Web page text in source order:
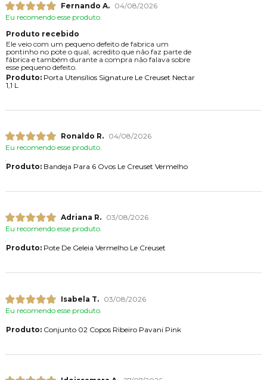
Fernando A.
04/08/2026
Eu recomendo esse produto.
Produto recebido
Ele veio com um pequeno defeito de fabrica um
pontinho no pote o qual, acredito que não faz parte de
fábrica e também durante a compra não falava sobre
esse pequeno defeito.
Produto:Porta Utensílios Signature Le Creuset Nectar
1,1 L
Ronaldo R.
04/08/2026
Eu recomendo esse produto.
Produto:Bandeja Para 6 Ovos Le Creuset Vermelho
Adriana R.
03/08/2026
Eu recomendo esse produto.
Produto:Pote De Geleia Vermelho Le Creuset
Isabela T.
03/08/2026
Eu recomendo esse produto.
Produto:Conjunto 02 Copos Ribeiro Pavani Pink